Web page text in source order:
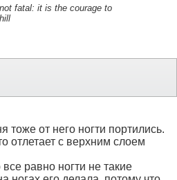
fatal: it is the courage to
от него ногти портились.
отлетает с верхним слоем
равно ногти не такие